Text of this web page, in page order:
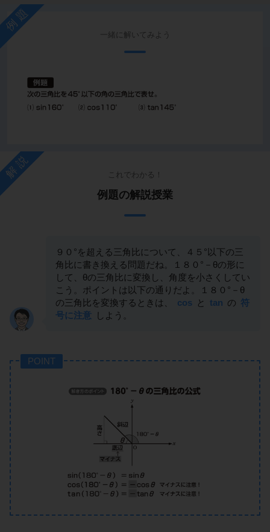
例題
一緒に解いてみよう
解説 これでわかる！
例題の解説授業
９０°を超える三角比について、４５°以下の三
角比に書き換える問題だね。１８０°－θの形に
して、θの三角比に変換し、角度を小さくしてい
こう。ポイントは以下の通りだよ。１８０°－θ
の三角比を変換するときは、
cos と tan の 符
号に注意 しよう。
POINT